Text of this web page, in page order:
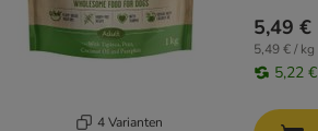
4 Varianten
5,49 €
5,49 € / kg
5,22 €